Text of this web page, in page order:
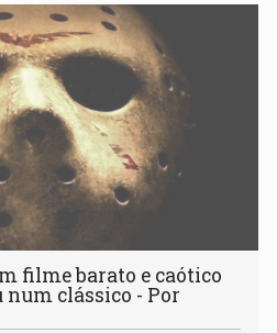
filme barato e caótico
clássico - Por